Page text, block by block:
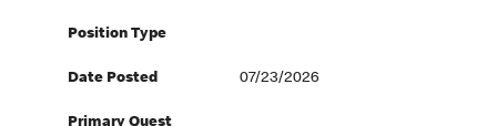
Position Type
Date Posted 07/23/2026
Primary Quest